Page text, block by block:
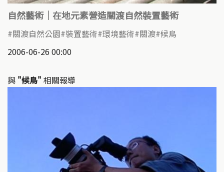
自然藝術｜在地元素營造關渡自然裝置藝術
關渡自然公園 裝置藝術 環境藝術 關渡 候鳥
2006-06-26 00:00
與 "候鳥" 相關報導